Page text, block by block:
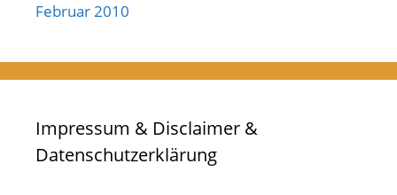
Februar 2010
Impressum & Disclaimer &
Datenschutzerklärung